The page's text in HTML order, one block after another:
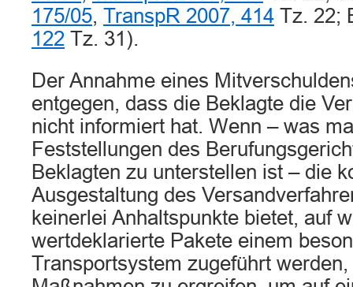
175/05, TranspR 2007, 414 Tz. 22;
122 Tz. 31).
Der Annahme eines
entgegen, dass die Beklagte die
nicht informiert hat. Wenn – was
Feststellungen des
Beklagten zu unterstellen ist – die
Ausgestaltung des
keinerlei Anhaltspunkte bietet, auf
wertdeklarierte Pakete einem
Transportsystem zugeführt